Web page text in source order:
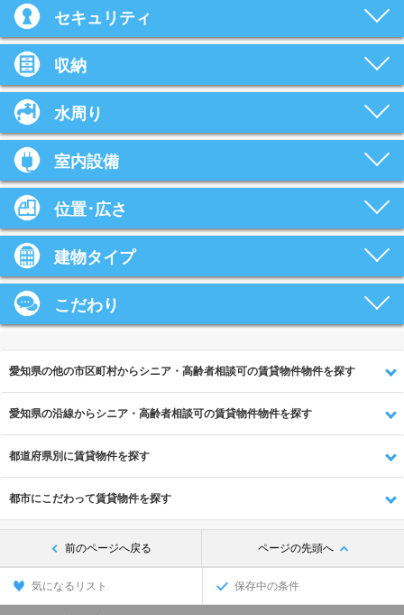
セキュリティ
収納
水周り
室内設備
位置･広さ
建物タイプ
こだわり
愛知県の他の市区町村からシニア・高齢者相談可の賃貸物件物件を探す
愛知県の沿線からシニア・高齢者相談可の賃貸物件物件を探す
都道府県別に賃貸物件を探す
都市にこだわって賃貸物件を探す
前のページへ戻る ページの先頭へ
気になるリスト 保存中の条件